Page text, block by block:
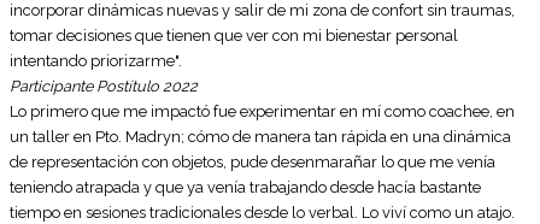
incorporar dinámicas nuevas y salir de mi zona de confort sin traumas,
tomar decisiones que tienen que ver con mi bienestar personal
intentando priorizarme".
Participante Postítulo 2022
Lo primero que me impactó fue experimentar en mí como coachee, en
un taller en Pto. Madryn; cómo de manera tan rápida en una dinámica
de representación con objetos, pude desenmarañar lo que me venía
teniendo atrapada y que ya venía trabajando desde hacía bastante
tiempo en sesiones tradicionales desde lo verbal. Lo viví como un atajo.